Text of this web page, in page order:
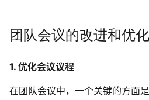
团队会议的改进和优化
1. 优化会议议程
在团队会议中，一个关键的方面